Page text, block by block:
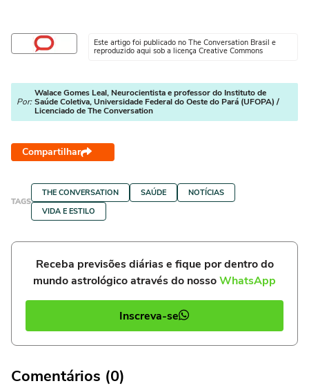
Este artigo foi publicado no The Conversation Brasil e
reproduzido aqui sob a licença Creative Commons
Por:
Walace Gomes Leal, Neurocientista e professor do Instituto de
Saúde Coletiva, Universidade Federal do Oeste do Pará (UFOPA) /
Licenciado de The Conversation
Compartilhar
TAGS
THE CONVERSATION SAÚDE
NOTÍCIAS
VIDA E ESTILO
Receba previsões diárias e fique por dentro do
mundo astrológico através do nossoWhatsApp
Inscreva-se
Comentários (0)